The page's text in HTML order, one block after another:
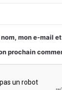
mon e-mail
prochain